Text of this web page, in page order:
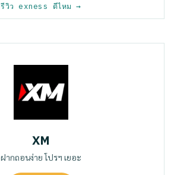
รีวิว exness ดีไหม
XM
ฝากถอนง่าย โปรฯ เยอะ